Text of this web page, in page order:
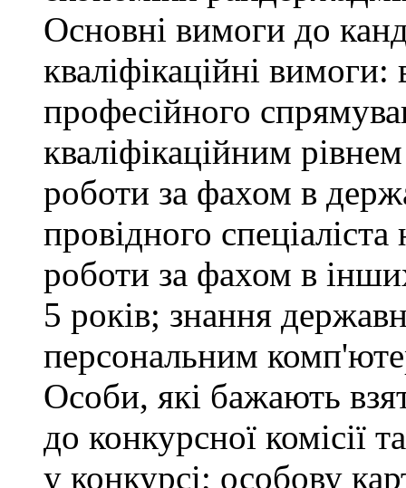
Основні вимоги до
кваліфікаційні
професійного
кваліфікаційним
роботи за фахом в
провідного
роботи за фахом в
5 років; знання
персональним
Особи, які бажають
до конкурсної комісії
у конкурсі; особову